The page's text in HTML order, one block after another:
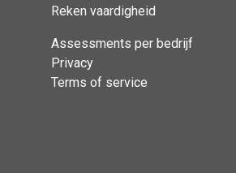
Reken vaardigheid
Assessments per bedrijf
Privacy
Terms of service